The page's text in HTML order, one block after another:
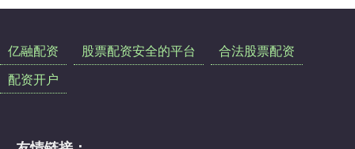
亿融配资 股票配资安全的平台
合法股票配资
配资开户